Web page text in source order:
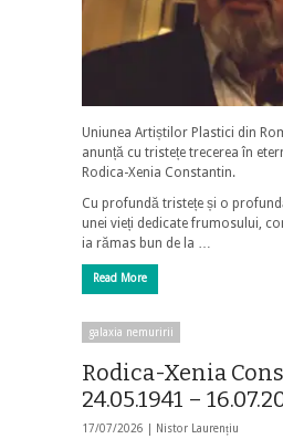
Uniunea Artiștilor Plastici din
anunță cu tristețe trecerea în
Rodica-Xenia Constantin.
Cu profundă tristețe și o
unei vieți dedicate frumosului,
ia rămas bun de la …
Read More
galaxia nemuririi
Rodica-Xenia
24.05.1941 –
17/07/2026 | Nistor Laurențiu